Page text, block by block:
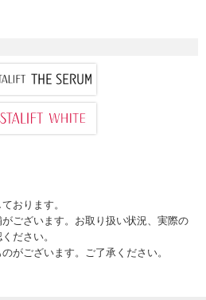
おります。
ございます。お取り扱い状況、実際の
ださい。
がございます。ご了承ください。